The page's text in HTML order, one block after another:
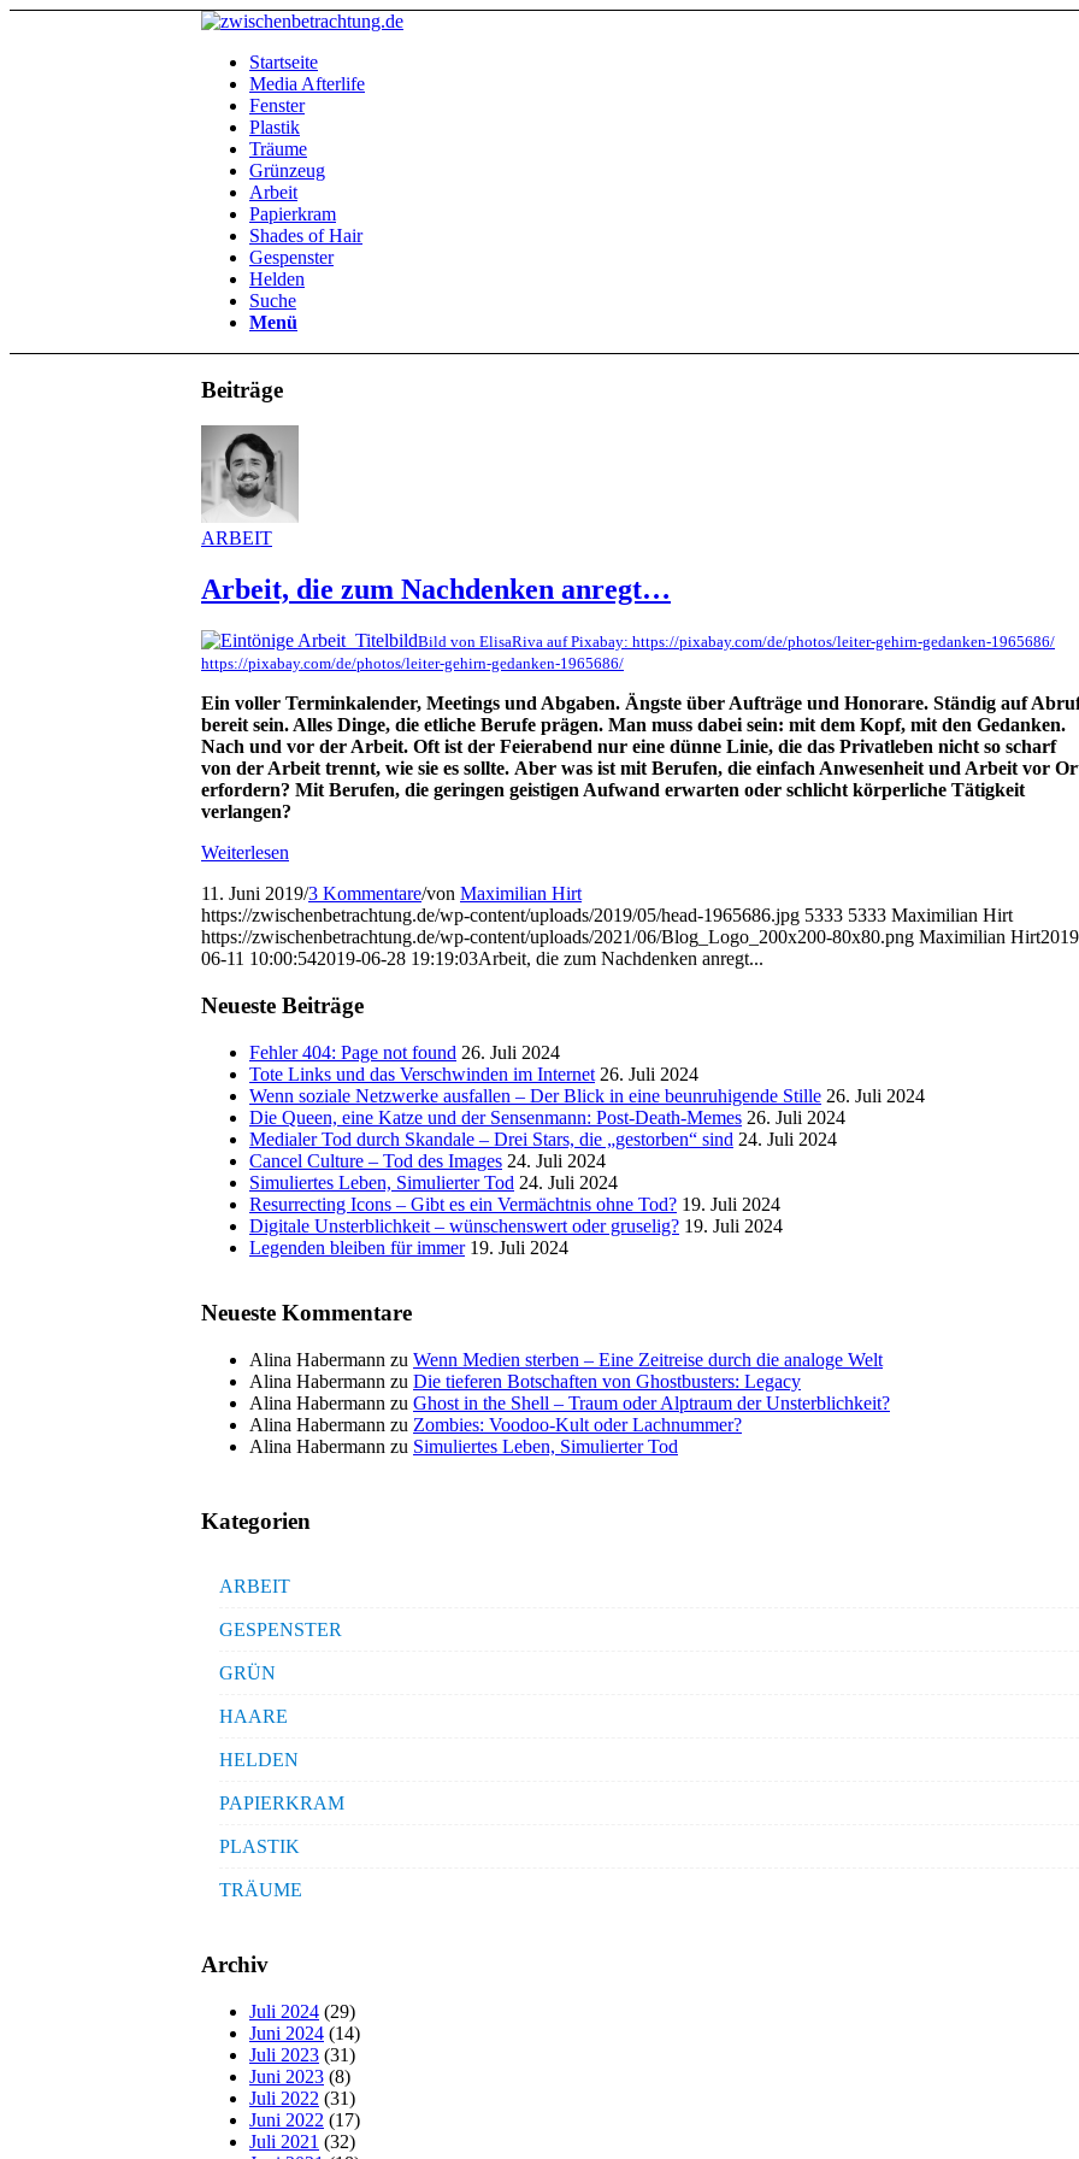
Startseite
Media Afterlife
Fenster
Plastik
Träume
Grünzeug
Arbeit
Papierkram
Shades of Hair
Gespenster
Helden
Suche
Menü
Beiträge
ARBEIT
Arbeit, die zum Nachdenken anregt…
Bild von ElisaRiva auf Pixabay: https://pixabay.com/de/photos/leiter-gehirn-gedanken-1965686/
https://pixabay.com/de/photos/leiter-gehirn-gedanken-1965686/
Ein voller Terminkalender, Meetings und Abgaben. Ängste über Aufträge und Honorare. Ständig auf
bereit sein. Alles Dinge, die etliche Berufe prägen. Man muss dabei sein: mit dem Kopf, mit den Gedanken.
Nach und vor der Arbeit. Oft ist der Feierabend nur eine dünne Linie, die das Privatleben nicht so scharf
von der Arbeit trennt, wie sie es sollte. Aber was ist mit Berufen, die einfach Anwesenheit und Arbeit vor
erfordern? Mit Berufen, die geringen geistigen Aufwand erwarten oder schlicht körperliche Tätigkeit
verlangen?
Weiterlesen
11. Juni 2019/3 Kommentare/von Maximilian Hirt
https://zwischenbetrachtung.de/wp-content/uploads/2019/05/head-1965686.jpg 5333 5333 Maximilian Hirt
https://zwischenbetrachtung.de/wp-content/uploads/2021/06/Blog_Logo_200x200-80x80.png Maximilian Hirt
06-11 10:00:542019-06-28 19:19:03Arbeit, die zum Nachdenken anregt...
Neueste Beiträge
Fehler 404: Page not found 26. Juli 2024
Tote Links und das Verschwinden im Internet 26. Juli 2024
Wenn soziale Netzwerke ausfallen – Der Blick in eine beunruhigende Stille 26. Juli 2024
Die Queen, eine Katze und der Sensenmann: Post-Death-Memes 26. Juli 2024
Medialer Tod durch Skandale – Drei Stars, die „gestorben“ sind 24. Juli 2024
Cancel Culture – Tod des Images 24. Juli 2024
Simuliertes Leben, Simulierter Tod 24. Juli 2024
Resurrecting Icons – Gibt es ein Vermächtnis ohne Tod? 19. Juli 2024
Digitale Unsterblichkeit – wünschenswert oder gruselig? 19. Juli 2024
Legenden bleiben für immer 19. Juli 2024
Neueste Kommentare
Alina Habermann zu Wenn Medien sterben – Eine Zeitreise durch die analoge Welt
Alina Habermann zu Die tieferen Botschaften von Ghostbusters: Legacy
Alina Habermann zu Ghost in the Shell – Traum oder Alptraum der Unsterblichkeit?
Alina Habermann zu Zombies: Voodoo-Kult oder Lachnummer?
Alina Habermann zu Simuliertes Leben, Simulierter Tod
Kategorien
ARBEIT
GESPENSTER
GRÜN
HAARE
HELDEN
PAPIERKRAM
PLASTIK
TRÄUME
Archiv
Juli 2024 (29)
Juni 2024 (14)
Juli 2023 (31)
Juni 2023 (8)
Juli 2022 (31)
Juni 2022 (17)
Juli 2021 (32)